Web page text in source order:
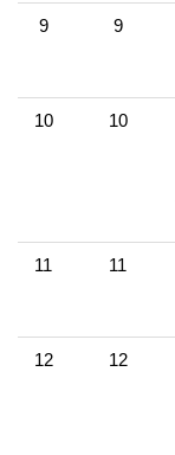
9 9
10 10
11 11
12 12